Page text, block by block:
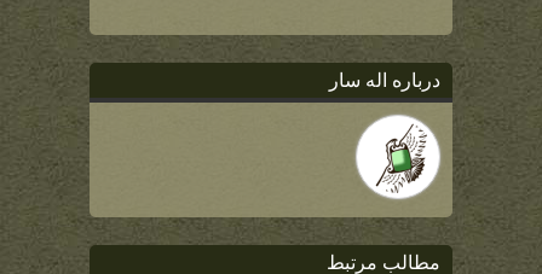
درباره اله سار
مطالب مرتبط